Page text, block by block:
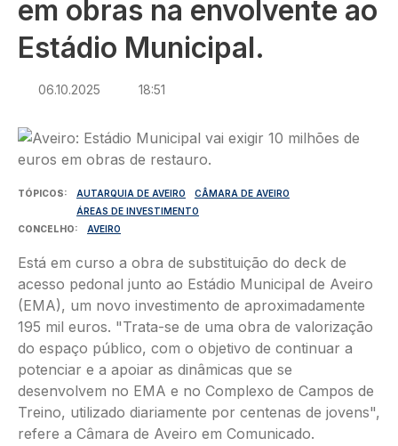
em obras na envolvente ao
Estádio Municipal.
06.10.2025 18:51
Imagem
TÓPICOS AUTARQUIA DE AVEIRO
CÂMARA DE AVEIRO
ÁREAS DE INVESTIMENTO
CONCELHO
AVEIRO
Está em curso a obra de substituição do deck de
acesso pedonal junto ao Estádio Municipal de Aveiro
(EMA), um novo investimento de aproximadamente
195 mil euros. "Trata-se de uma obra de valorização
do espaço público, com o objetivo de continuar a
potenciar e a apoiar as dinâmicas que se
desenvolvem no EMA e no Complexo de Campos de
Treino, utilizado diariamente por centenas de jovens",
refere a Câmara de Aveiro em Comunicado.